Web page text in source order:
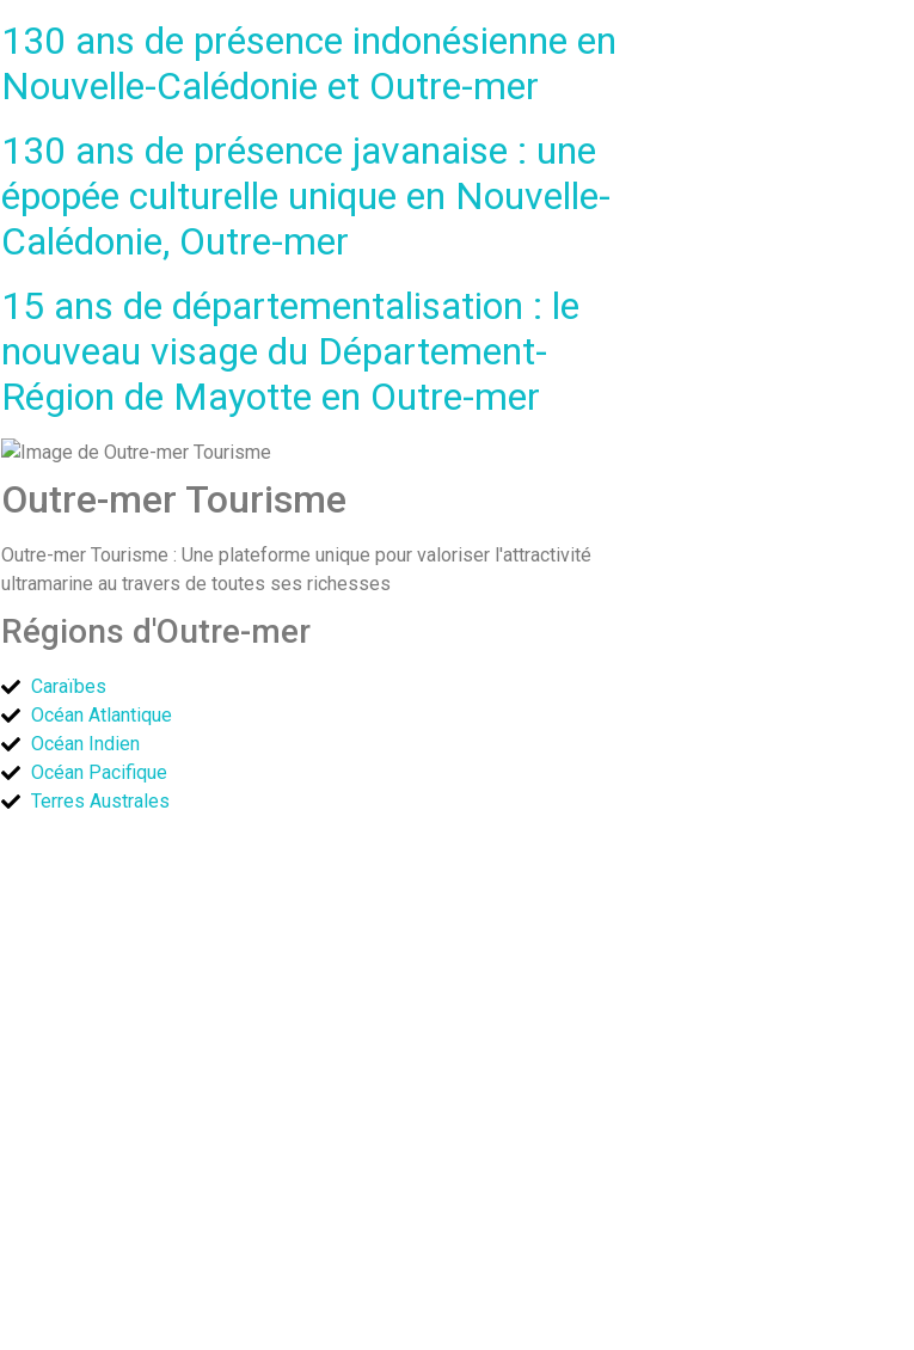
130 ans de présence indonésienne en
Nouvelle-Calédonie et Outre-mer
130 ans de présence javanaise : une
épopée culturelle unique en Nouvelle-
Calédonie, Outre-mer
15 ans de départementalisation : le
nouveau visage du Département-
Région de Mayotte en Outre-mer
Outre-mer Tourisme
Outre-mer Tourisme : Une plateforme unique pour valoriser l'attractivité
ultramarine au travers de toutes ses richesses
Régions d'Outre-mer
Caraïbes
Océan Atlantique
Océan Indien
Océan Pacifique
Terres Australes